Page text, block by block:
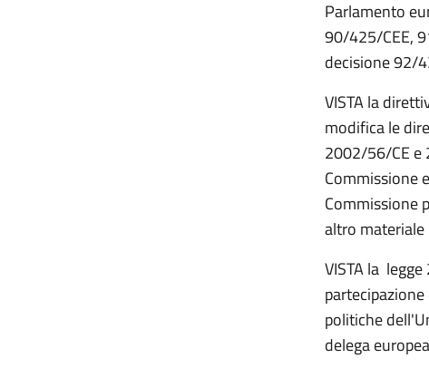
Parlamento
90/425/CEE,
decisione 92/
VISTA la
modifica le
2002/56/CE e
Commissione
Commissione
altro
VISTA la
politiche
delega